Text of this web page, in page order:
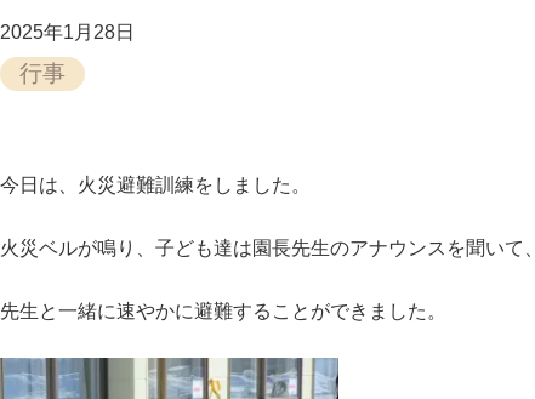
2025年1月28日
行事
今日は、火災避難訓練をしました。
火災ベルが鳴り、子ども達は園長先生のアナウンスを聞いて、
先生と一緒に速やかに避難することができました。